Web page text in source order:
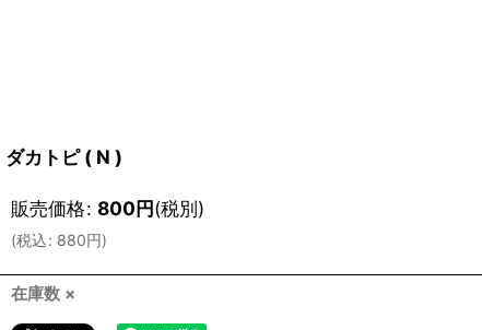
ダカトピ ( N )
販売価格: 800円(税別)
(税込: 880円)
在庫数 ×